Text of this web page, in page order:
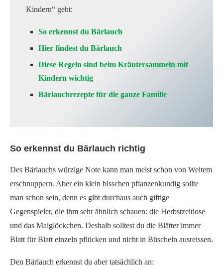
Kindern“ geht:
So erkennst du Bärlauch
Hier findest du Bärlauch
Diese Regeln sind beim Kräutersammeln mit
Kindern wichtig
Bärlauchrezepte für die ganze Familie
So erkennst du Bärlauch richtig
Des Bärlauchs würzige Note kann man meist schon von Weitem
erschnuppern. Aber ein klein bisschen pflanzenkundig sollte
man schon sein, denn es gibt durchaus auch giftige
Gegenspieler, die ihm sehr ähnlich schauen: die Herbstzeitlose
und das Maiglöckchen. Deshalb solltest du die Blätter immer
Blatt für Blatt einzeln pflücken und nicht in Büscheln ausreissen.
Den Bärlauch erkennst du aber tatsächlich an: